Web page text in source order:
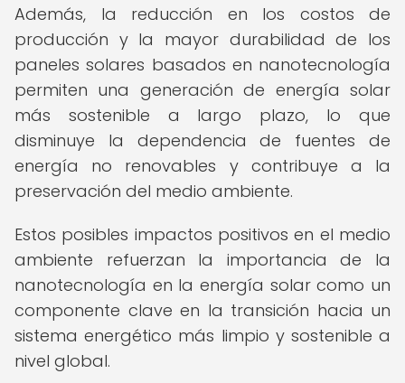
Además, la reducción en los costos de
producción y la mayor durabilidad de los
paneles solares basados en nanotecnología
permiten una generación de energía solar
más sostenible a largo plazo, lo que
disminuye la dependencia de fuentes de
energía no renovables y contribuye a la
preservación del medio ambiente.
Estos posibles impactos positivos en el medio
ambiente refuerzan la importancia de la
nanotecnología en la energía solar como un
componente clave en la transición hacia un
sistema energético más limpio y sostenible a
nivel global.